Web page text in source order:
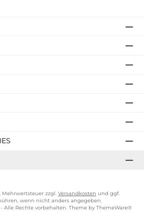
Mehrwertsteuer zzgl. Versandkosten und ggf.
wenn nicht anders angegeben.
Alle Rechte vorbehalten. Theme by ThemeWare®